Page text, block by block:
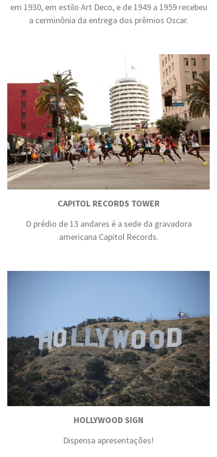
em 1930, em estilo Art Deco, e de 1949 a 1959 recebeu
a cerminônia da entrega dos prêmios Oscar.
CAPITOL RECORDS TOWER
O prédio de 13 andares é a sede da gravadora
americana Capitol Records.
HOLLYWOOD SIGN
Dispensa apresentações!